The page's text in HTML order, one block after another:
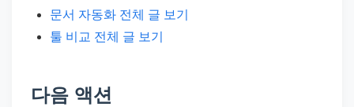
문서 자동화 전체 글 보기
툴 비교 전체 글 보기
다음 액션